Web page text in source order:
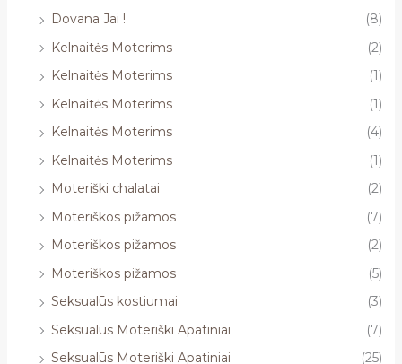
Dovana Jai !
(8)
Kelnaitės Moterims
(2)
Kelnaitės Moterims
(1)
Kelnaitės Moterims
(1)
Kelnaitės Moterims
(4)
Kelnaitės Moterims
(1)
Moteriški chalatai
(2)
Moteriškos pižamos
(7)
Moteriškos pižamos
(2)
Moteriškos pižamos
(5)
Seksualūs kostiumai
(3)
Seksualūs Moteriški Apatiniai
(7)
Seksualūs Moteriški Apatiniai
(25)